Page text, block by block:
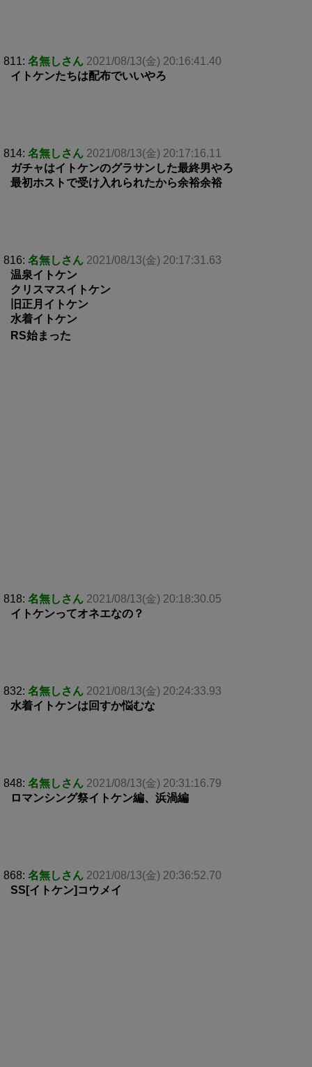
811: 名無しさん 2021/08/13(金) 20:16:41.40
イトケンたちは配布でいいやろ
814: 名無しさん 2021/08/13(金) 20:17:16.11
ガチャはイトケンのグラサンした最終男やろ
最初ホストで受け入れられたから余裕余裕
816: 名無しさん 2021/08/13(金) 20:17:31.63
温泉イトケン
クリスマスイトケン
旧正月イトケン
水着イトケン
RS始まった
818: 名無しさん 2021/08/13(金) 20:18:30.05
イトケンってオネエなの？
832: 名無しさん 2021/08/13(金) 20:24:33.93
水着イトケンは回すか悩むな
848: 名無しさん 2021/08/13(金) 20:31:16.79
ロマンシング祭イトケン編、浜渦編
868: 名無しさん 2021/08/13(金) 20:36:52.70
SS[イトケン]コウメイ